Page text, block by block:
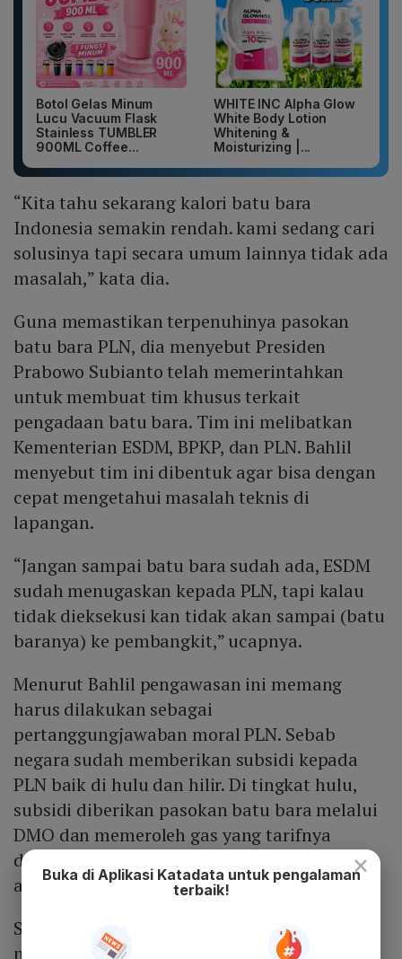
Botol Gelas Minum
Lucu Vacuum Flask
Stainless TUMBLER
900ML Coffee...
WHITE INC Alpha Glow
White Body Lotion
Whitening &
Moisturizing |...
“Kita tahu sekarang kalori batu bara
Indonesia semakin rendah. kami sedang cari
solusinya tapi secara umum lainnya tidak ada
masalah,” kata dia.
Guna memastikan terpenuhinya pasokan
batu bara PLN, dia menyebut Presiden
Prabowo Subianto telah memerintahkan
untuk membuat tim khusus terkait
pengadaan batu bara. Tim ini melibatkan
Kementerian ESDM, BPKP, dan PLN. Bahlil
menyebut tim ini dibentuk agar bisa dengan
cepat mengetahui masalah teknis di
lapangan.
“Jangan sampai batu bara sudah ada, ESDM
sudah menugaskan kepada PLN, tapi kalau
tidak dieksekusi kan tidak akan sampai (batu
baranya) ke pembangkit,” ucapnya.
Menurut Bahlil pengawasan ini memang
harus dilakukan sebagai
pertanggungjawaban moral PLN. Sebab
negara sudah memberikan subsidi kepada
PLN baik di hulu dan hilir. Di tingkat hulu,
subsidi diberikan pasokan batu bara melalui
DMO dan memeroleh gas yang tarifnya
dipatok berdasarkan kebijakan gas murah
atau HGBT.
Sementara di sisi hilir, PLN juga
mendapatkan anggaran subsidi dan
×
Buka di Aplikasi Katadata untuk pengalaman
terbaik!